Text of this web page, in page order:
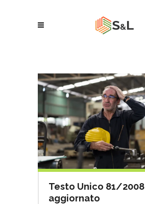
Testo Unico 81/2008
aggiornato